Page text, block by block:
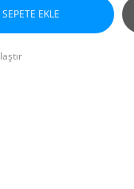
SEPETE EKLE